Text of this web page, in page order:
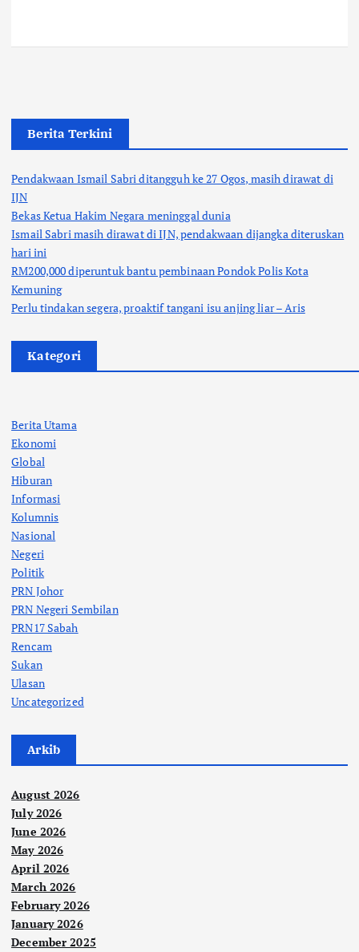
Berita Terkini
Pendakwaan Ismail Sabri ditangguh ke 27 Ogos, masih dirawat di
IJN
Bekas Ketua Hakim Negara meninggal dunia
Ismail Sabri masih dirawat di IJN, pendakwaan dijangka diteruskan
hari ini
RM200,000 diperuntuk bantu pembinaan Pondok Polis Kota
Kemuning
Perlu tindakan segera, proaktif tangani isu anjing liar – Aris
Kategori
Berita Utama
Ekonomi
Global
Hiburan
Informasi
Kolumnis
Nasional
Negeri
Politik
PRN Johor
PRN Negeri Sembilan
PRN17 Sabah
Rencam
Sukan
Ulasan
Uncategorized
Arkib
August 2026
July 2026
June 2026
May 2026
April 2026
March 2026
February 2026
January 2026
December 2025